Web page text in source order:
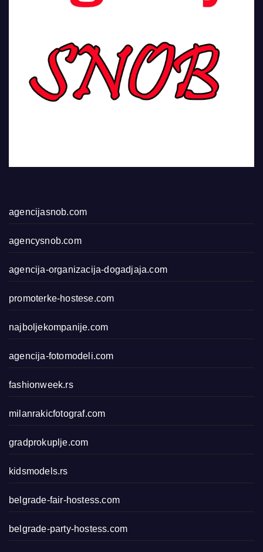
agencijasnob.com
agencysnob.com
agencija-organizacija-dogadjaja.com
promoterke-hostese.com
najboljekompanije.com
agencija-fotomodeli.com
fashionweek.rs
milanrakicfotograf.com
gradprokuplje.com
kidsmodels.rs
belgrade-fair-hostess.com
belgrade-party-hostess.com